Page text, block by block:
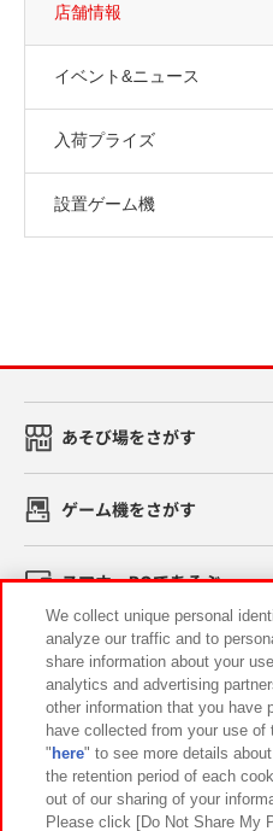
店舗情報
イベント&ニュース
入荷プライズ
設置ゲーム機
あそび場をさがす
ゲーム機をさがす
スマホ・PCであそぶ
イベント・キャンペーン
関連会社 サステナビ
プライバシーポリシー ウェブ
We collect unique personal
analyze our traffic and to
share information about your
analytics and advertising
other information that you have
have collected from your use
" here" to see more details
the retention period of each
out of our sharing of your
Please click [Do Not Share My